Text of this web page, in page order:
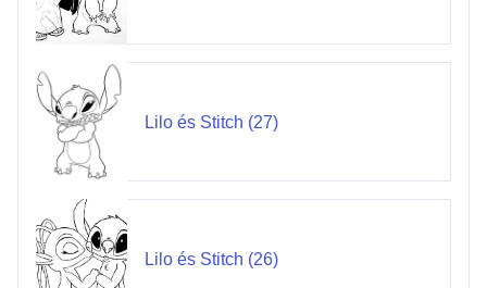
Lilo és Stitch (27)
Lilo és Stitch (26)